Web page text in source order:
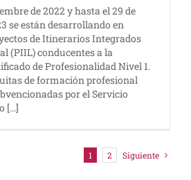
de 2022 y hasta el 29 de
se están desarrollando en
de Itinerarios Integrados
(PIIL) conducentes a la
de Profesionalidad Nivel 1.
de formación profesional
por el Servicio
[...]
1 2 Siguiente